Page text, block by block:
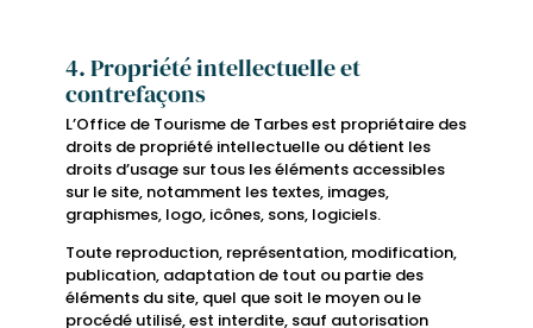
4. Propriété intellectuelle et
contrefaçons
L’Office de Tourisme de Tarbes est propriétaire des
droits de propriété intellectuelle ou détient les
droits d’usage sur tous les éléments accessibles
sur le site, notamment les textes, images,
graphismes, logo, icônes, sons, logiciels.
Toute reproduction, représentation, modification,
publication, adaptation de tout ou partie des
éléments du site, quel que soit le moyen ou le
procédé utilisé, est interdite, sauf autorisation